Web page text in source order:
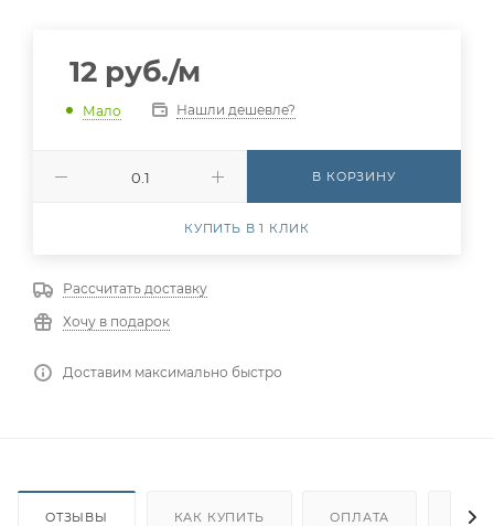
12 руб./м
Мало Нашли дешевле?
В КОРЗИНУ
КУПИТЬ В 1 КЛИК
Рассчитать доставку
Хочу в подарок
Доставим максимально быстро
ОТЗЫВЫ КАК КУПИТЬ ОПЛАТА